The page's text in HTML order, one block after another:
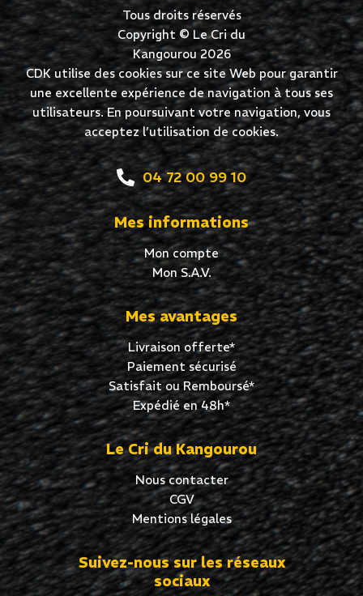
Tous droits réservés
Copyright © Le Cri du
Kangourou 2026
CDK utilise des cookies sur ce site Web pour garantir
une excellente expérience de navigation à tous ses
utilisateurs. En poursuivant votre navigation, vous
acceptez l’utilisation de cookies.
04 72 00 99 10
Mes informations
Mon compte
Mon S.A.V.
Mes avantages
Livraison offerte*
Paiement sécurisé
Satisfait ou Remboursé*
Expédié en 48h*
Le Cri du Kangourou
Nous contacter
CGV
Mentions légales
Suivez-nous sur les réseaux
sociaux